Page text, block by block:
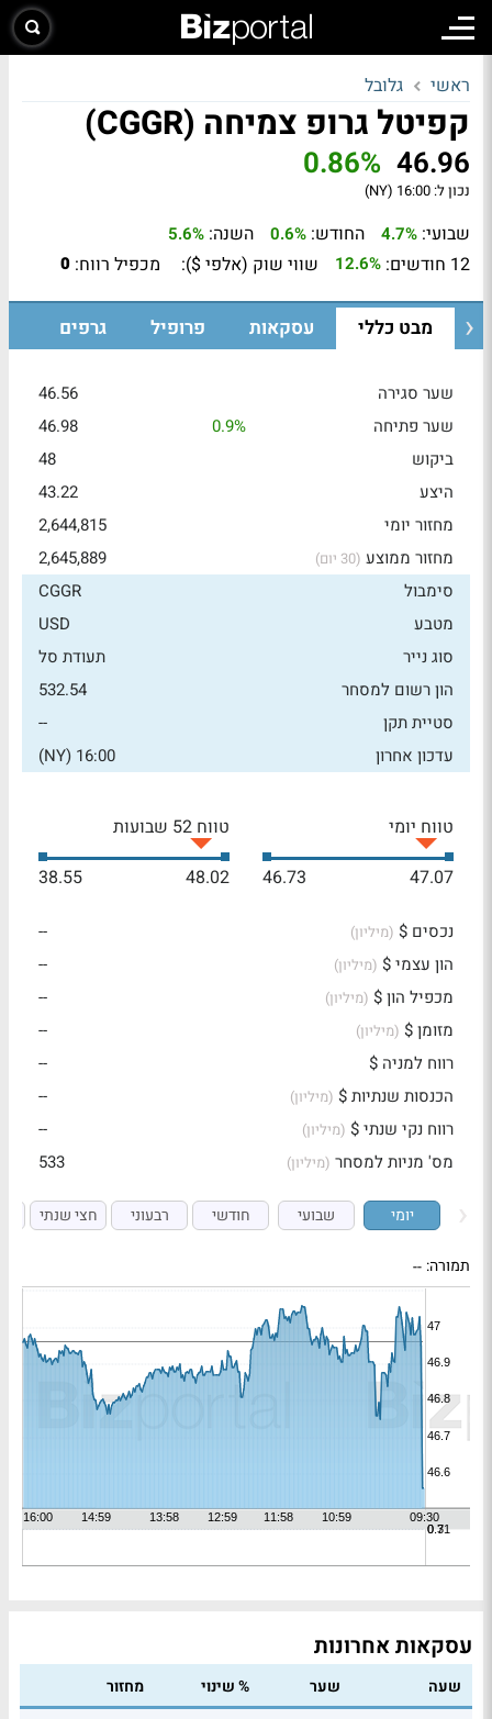
ראשי גלובל
קפיטל גרופ צמיחה (CGGR)
46.96
0.86%
נכון ל: 16:00 (NY)
שבועי: 4.7% החודש: 0.6% השנה: 5.6%
12 חודשים: 12.6% שווי שוק (אלפי $): מכפיל רווח: 0
מבט כללי עסקאות פרופיל גרפים
שער סגירה
46.56
שער פתיחה
0.9%
46.98
ביקוש
48
היצע
43.22
מחזור יומי
2,644,815
מחזור ממוצע (30 יום)
2,645,889
סימבול
CGGR
מטבע
USD
סוג נייר
תעודת סל
הון רשום למסחר
532.54
סטיית תקן
--
עדכון אחרון
16:00 (NY)
טווח יומי
47.07
46.73
טווח 52 שבועות
48.02
38.55
נכסים $ (מיליון)
--
הון עצמי $ (מיליון)
--
מכפיל הון $ (מיליון)
--
מזומן $ (מיליון)
--
רווח למניה $
--
הכנסות שנתיות $ (מיליון)
--
רווח נקי שנתי $ (מיליון)
--
מס' מניות למסחר (מיליון) 533
יומי שבועי חודשי רבעוני חצי שנתי
תמורה: --
עסקאות אחרונות
שעה שער % שינוי
מחזור